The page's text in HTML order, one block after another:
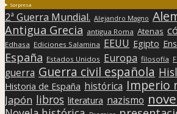
Sorpresa
2ª Guerra Mundial. Alejandro Magno
Antigua Grecia antigua Roma Atenas
Edhasa Ediciones Salamina EEUU Egipto
España Estados Unidos Europa filosofía
guerra Guerra civil española
Historia de España histórica Imperio
Japón libros literatura nazismo